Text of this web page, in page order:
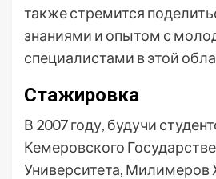
также стремится
знаниями и опытом с
специалистами в этой
Стажировка
В 2007 году, будучи
Кемеровского
Университета, Милимеров